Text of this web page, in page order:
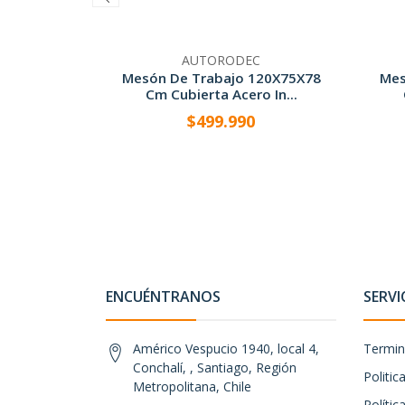
AUTORODEC
Mesón De Trabajo 120X75X78
Cm Cubierta Acero In...
+
$499.990
ENCUÉNTRANOS
Américo Vespucio 1940, local 4,
Conchalí, , Santiago, Región
Metropolitana, Chile